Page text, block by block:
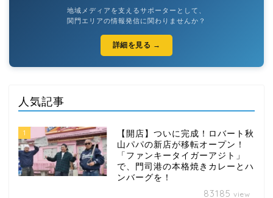
地域メディアを支えるサポーターとして、
関門エリアの情報発信に関わりませんか？
詳細を見る →
人気記事
1
【開店】ついに完成！ロバート秋
山パパの新店が移転オープン！
「ファンキータイガーアジト」
で、門司港の本格焼きカレーとハ
ンバーグを！
83185 view